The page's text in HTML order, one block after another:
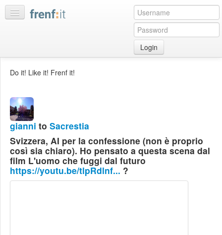
Login
My
discussions
Bookmarks
Best
of
day
Do it! Like it! Frenf it!
gianni to Sacrestia
Svizzera, AI per la confessione (non è proprio
così sia chiaro). Ho pensato a questa scena dal
film L'uomo che fuggi dal futuro
https://youtu.be/tlpRdlnf... ?